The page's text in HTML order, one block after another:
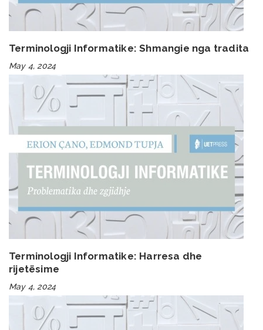
Terminologji Informatike: Shmangie nga tradita
May 4, 2024
Terminologji Informatike: Harresa dhe
rijetësime
May 4, 2024